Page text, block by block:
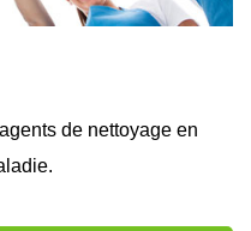
de nettoyage en